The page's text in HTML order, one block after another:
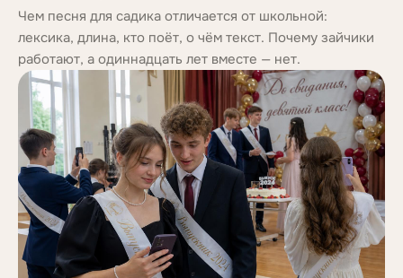
Чем песня для садика отличается от школьной:
лексика, длина, кто поёт, о чём текст. Почему зайчики
работают, а одиннадцать лет вместе — нет.